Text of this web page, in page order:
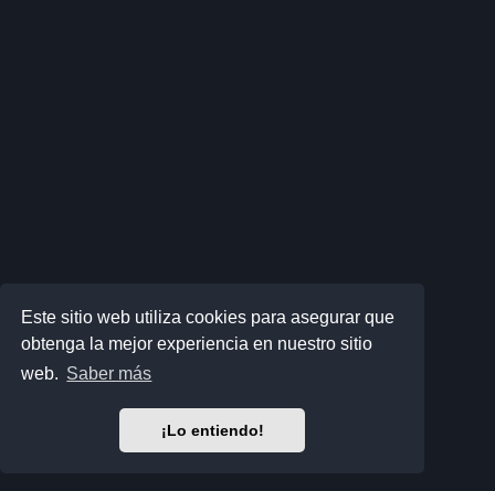
Este sitio web utiliza cookies para asegurar que
obtenga la mejor experiencia en nuestro sitio
web. Saber más
¡Lo entiendo!